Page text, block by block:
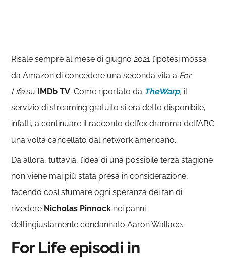
Risale sempre al mese di giugno 2021 l’ipotesi mossa
da Amazon di concedere una seconda vita a For
Lifesu IMDb TV. Come riportato da TheWarp, il
servizio di streaming gratuito si era detto disponibile,
infatti, a continuare il racconto dell’ex dramma dell’ABC
una volta cancellato dal network americano.
Da allora, tuttavia, l’idea di una possibile terza stagione
non viene mai più stata presa in considerazione,
facendo così sfumare ogni speranza dei fan di
rivedere Nicholas Pinnock nei panni
dell’ingiustamente condannato Aaron Wallace.
For Life episodi in